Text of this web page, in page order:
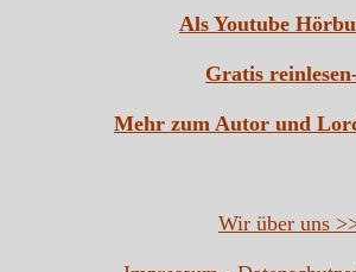
Als Youtube
Gratis
Mehr zum Autor und
Wir über uns